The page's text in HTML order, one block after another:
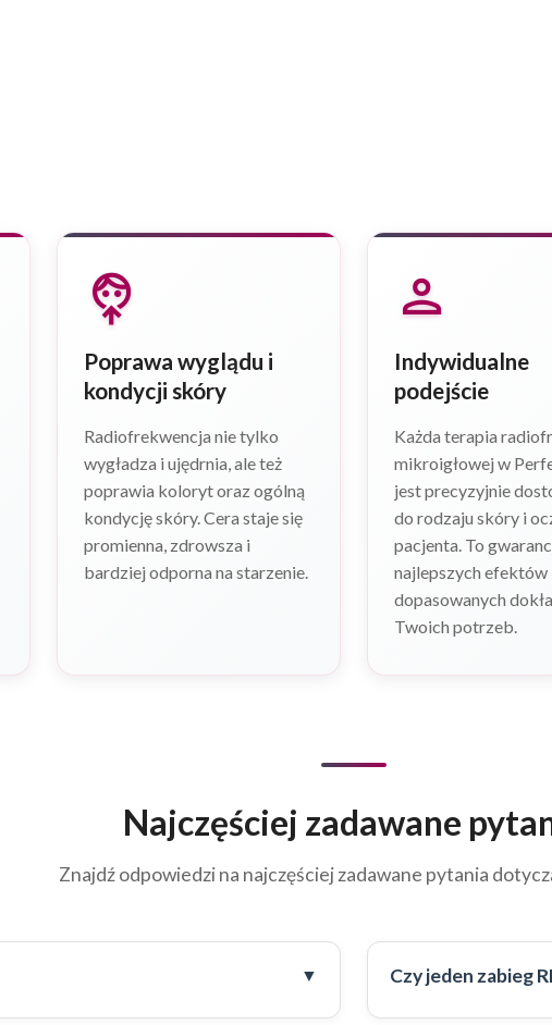
face_up
Poprawa wyglądu i
kondycji skóry
Radiofrekwencja nie tylko
wygładza i ujędrnia, ale też
poprawia koloryt oraz ogólną
kondycję skóry. Cera staje się
promienna, zdrowsza i
bardziej odporna na starzenie.
person
Indywidualne
podejście
Każda terapia
mikroigłowej w
jest precyzyjnie
do rodzaju skóry i
pacjenta. To
najlepszych efektów
dopasowanych
Twoich potrzeb.
Najczęściej zadawane
Znajdź odpowiedzi na najczęściej zadawane pytania
Czy jeden zabieg